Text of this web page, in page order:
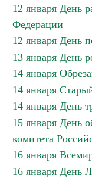
12 января День
Федерации
12 января День
13 января День
14 января
14 января
14 января День
15 января День
комитета
16 января
16 января День